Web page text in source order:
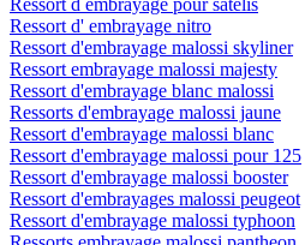
Ressort d' embrayage nitro
Ressort d'embrayage malossi skyliner
Ressort embrayage malossi majesty
Ressort d'embrayage blanc malossi
Ressorts d'embrayage malossi jaune
Ressort d'embrayage malossi blanc
Ressort d'embrayage malossi pour 125
Ressort d'embrayage malossi booster
Ressort d'embrayages malossi peugeot
Ressort d'embrayage malossi typhoon